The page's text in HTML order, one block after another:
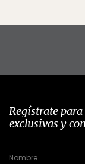
Regístrate
exclusivas y